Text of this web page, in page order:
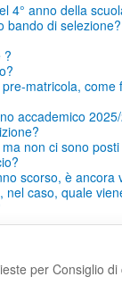
4° anno della
bando di selezione?
?
matricola, come
accademico
non ci sono
scorso, è ancora
nel caso, quale
per Consiglio